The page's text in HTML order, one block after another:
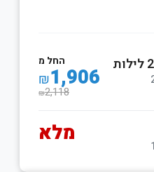
החל מ
₪1,906
₪2,118
מלא